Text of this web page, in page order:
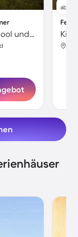
Ferienwohnung mit Grill, Whirlpool und Terrasse | Panoramablick
ab